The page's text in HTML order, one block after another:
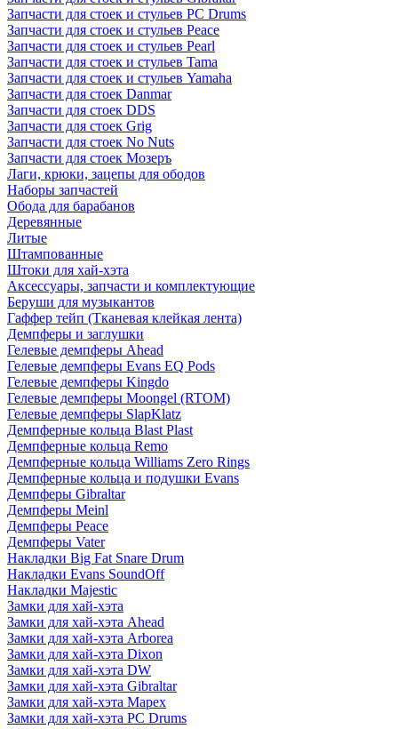
Запчасти для стоек и стульев PC Drums
Запчасти для стоек и стульев Peace
Запчасти для стоек и стульев Pearl
Запчасти для стоек и стульев Tama
Запчасти для стоек и стульев Yamaha
Запчасти для стоек Danmar
Запчасти для стоек DDS
Запчасти для стоек Grig
Запчасти для стоек No Nuts
Запчасти для стоек Мозеръ
Лаги, крюки, зацепы для ободов
Наборы запчастей
Обода для барабанов
Деревянные
Литые
Штампованные
Штоки для хай-хэта
Аксессуары, запчасти и комплектующие
Беруши для музыкантов
Гаффер тейп (Тканевая клейкая лента)
Демпферы и заглушки
Гелевые демпферы Ahead
Гелевые демпферы Evans EQ Pods
Гелевые демпферы Kingdo
Гелевые демпферы Moongel (RTOM)
Гелевые демпферы SlapKlatz
Демпферные кольца Blast Plast
Демпферные кольца Remo
Демпферные кольца Williams Zero Rings
Демпферные кольца и подушки Evans
Демпферы Gibraltar
Демпферы Meinl
Демпферы Peace
Демпферы Vater
Накладки Big Fat Snare Drum
Накладки Evans SoundOff
Накладки Majestic
Замки для хай-хэта
Замки для хай-хэта Ahead
Замки для хай-хэта Arborea
Замки для хай-хэта Dixon
Замки для хай-хэта DW
Замки для хай-хэта Gibraltar
Замки для хай-хэта Mapex
Замки для хай-хэта PC Drums